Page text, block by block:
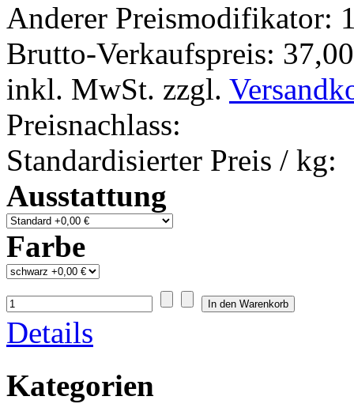
Anderer Preismodifikator:
Brutto-Verkaufspreis:
inkl. MwSt. zzgl.
Preisnachlass:
Standardisierter Preis / kg:
Ausstattung
Farbe
Details
Kategorien